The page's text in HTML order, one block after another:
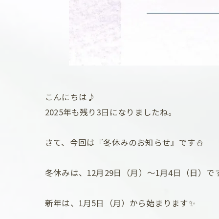
こんにちは♪
2025年も残り3日になりましたね。
さて、今回は『冬休みのお知らせ』です⛄
冬休みは、12月29日（月）～1月4日（日）で
新年は、1月5日（月）から始まります✨